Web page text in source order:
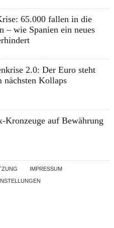
65.000 fallen in die
– wie Spanien ein neues
2.0: Der Euro steht
nächsten Kollaps
Kronzeuge auf Bewährung
IMPRESSUM